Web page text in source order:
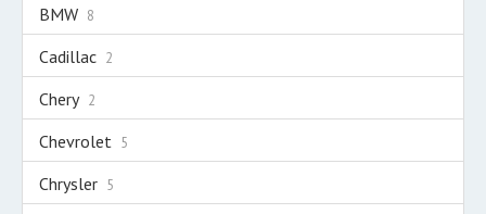
BMW 8
Cadillac 2
Chery 2
Chevrolet 5
Chrysler 5